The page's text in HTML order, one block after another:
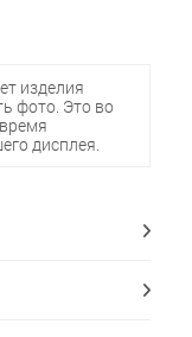
изделия
фото. Это во
дисплея.